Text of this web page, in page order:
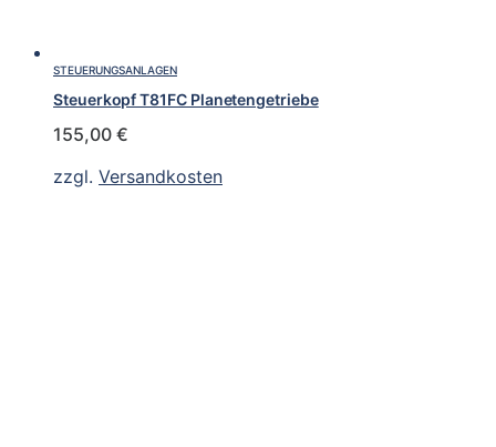
STEUERUNGSANLAGEN
Steuerkopf T81FC Planetengetriebe
155,00 €
zzgl. Versandkosten